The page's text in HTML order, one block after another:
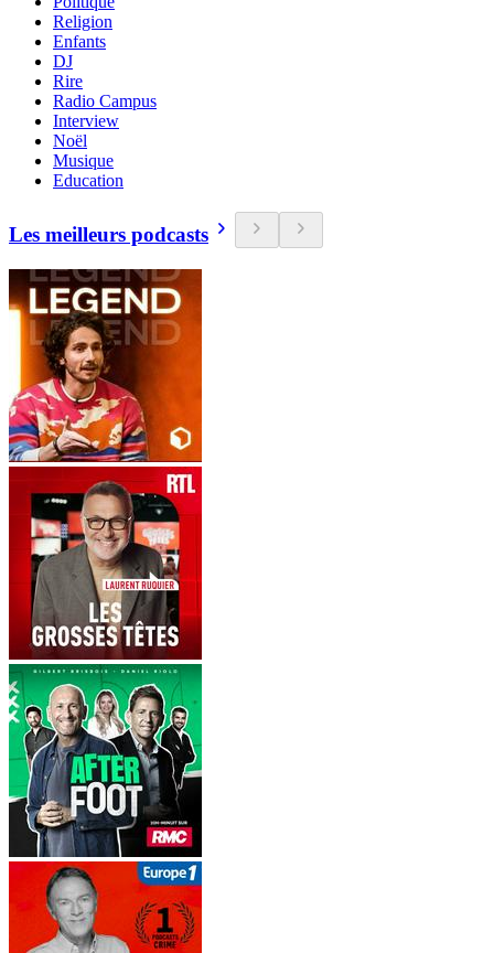
Religion
Enfants
DJ
Rire
Radio Campus
Interview
Noël
Musique
Education
Les meilleurs podcasts